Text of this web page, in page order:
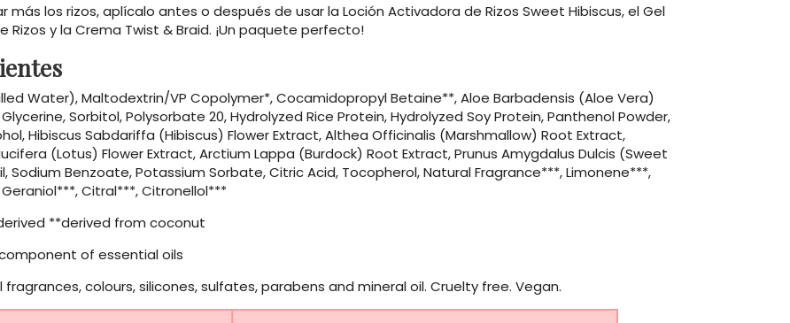
más los rizos, aplícalo antes o después de usar la Loción Activadora de Rizos Sweet Hibiscus, el Gel
Rizos y la Crema Twist & Braid. ¡Un paquete perfecto!
Water), Maltodextrin/VP Copolymer*, Cocamidopropyl Betaine**, Aloe Barbadensis (Aloe Vera)
Sorbitol, Polysorbate 20, Hydrolyzed Rice Protein, Hydrolyzed Soy Protein, Panthenol Powder,
Hibiscus Sabdariffa (Hibiscus) Flower Extract, Althea Officinalis (Marshmallow) Root Extract,
(Lotus) Flower Extract, Arctium Lappa (Burdock) Root Extract, Prunus Amygdalus Dulcis (Sweet
Sodium Benzoate, Potassium Sorbate, Citric Acid, Tocopherol, Natural Fragrance***, Limonene***,
Geraniol***, Citral***, Citronellol***
**derived from coconut
of essential oils
fragrances, colours, silicones, sulfates, parabens and mineral oil. Cruelty free. Vegan.